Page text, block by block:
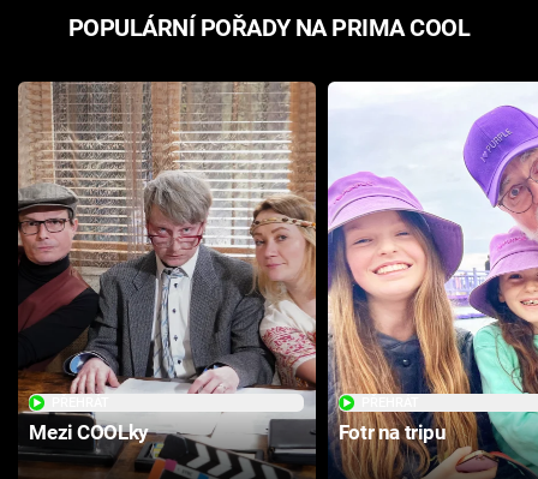
POPULÁRNÍ POŘADY NA PRIMA COOL
Mezi COOLky Fotr na tripu